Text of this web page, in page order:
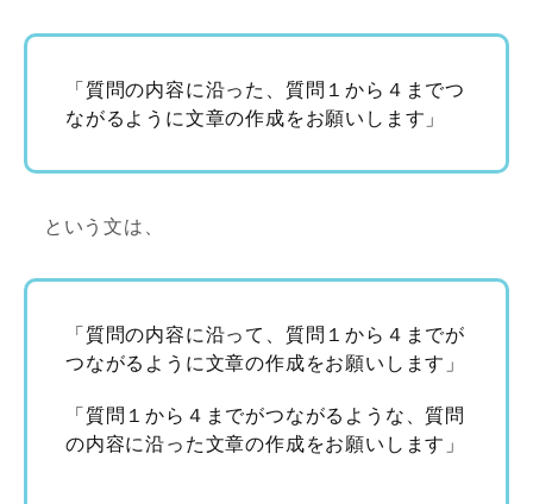
「質問の内容に沿った、質問１から４までつ
ながるように文章の作成をお願いします」
という文は、
「質問の内容に沿って、質問１から４までが
つながるように文章の作成をお願いします」
「質問１から４までがつながるような、質問
の内容に沿った文章の作成をお願いします」